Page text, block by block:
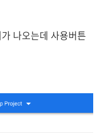
나오는데 사용버튼